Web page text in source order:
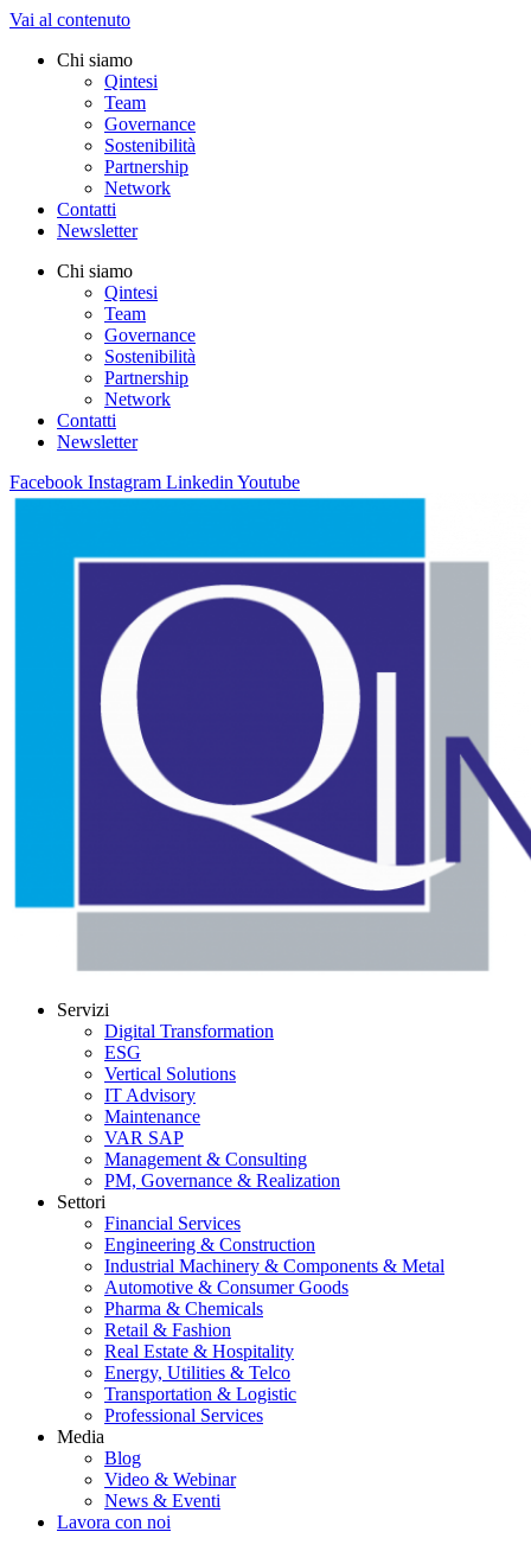
Vai al contenuto
Chi siamo
Qintesi
Team
Governance
Sostenibilità
Partnership
Network
Contatti
Newsletter
Chi siamo
Qintesi
Team
Governance
Sostenibilità
Partnership
Network
Contatti
Newsletter
Facebook Instagram Linkedin Youtube
Servizi
Digital Transformation
ESG
Vertical Solutions
IT Advisory
Maintenance
VAR SAP
Management & Consulting
PM, Governance & Realization
Settori
Financial Services
Engineering & Construction
Industrial Machinery & Components & Metal
Automotive & Consumer Goods
Pharma & Chemicals
Retail & Fashion
Real Estate & Hospitality
Energy, Utilities & Telco
Transportation & Logistic
Professional Services
Media
Blog
Video & Webinar
News & Eventi
Lavora con noi